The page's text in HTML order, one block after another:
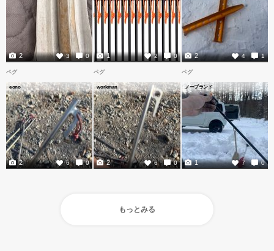
3 0
2 2 0
1 4 1
2
ペグ
eono
6 0
2
ペグ
workman
6 0
2
ペグ
ノーブランド
7 0
1
もっとみる